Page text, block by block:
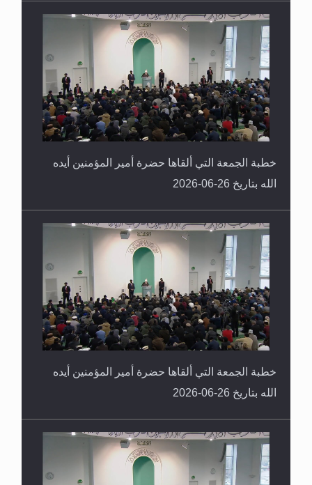
خطبة الجمعة التي ألقاها حضرة أمير المؤمنين أيده
الله بتاريخ 26-06-2026
خطبة الجمعة التي ألقاها حضرة أمير المؤمنين أيده
الله بتاريخ 26-06-2026